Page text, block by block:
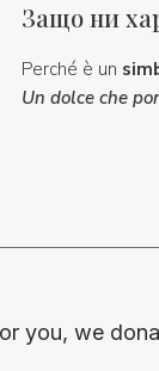
Защо ни
Perché è un
Un dolce che
you, we